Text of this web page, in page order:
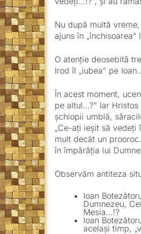
Nu după multă
ajuns în
O atenție deosebită
Irod îl „iubea” pe
În acest moment,
pe altul…?” Iar
șchiopii umblă,
„Ce-ați ieșit să
mult decât un
în împărăția lui
Observăm antiteza
Ioan
Dumnezeu,
Mesia…!?
Ioan
același timp,